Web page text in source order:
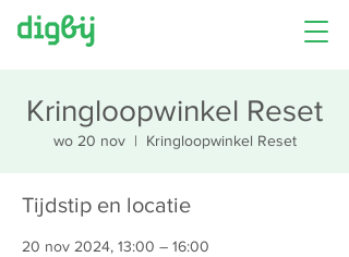
Kringloopwinkel Reset
wo 20 nov
  |
Kringloopwinkel Reset
Tijdstip en locatie
20 nov 2024, 13:00 – 16:00